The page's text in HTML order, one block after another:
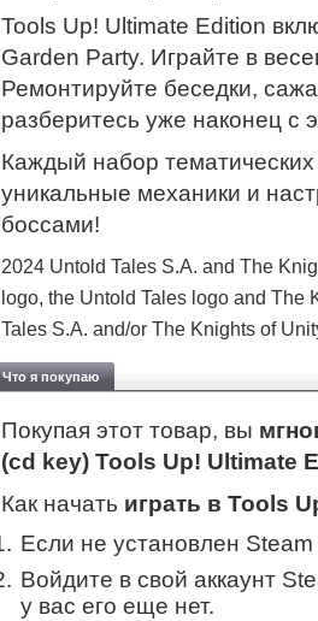
Tools Up! Ultimate Edition
Garden Party. Играйте в
Ремонтируйте беседки,
разберитесь уже наконец с
Каждый набор
уникальные механики и
боссами!
2024 Untold Tales S.A. and The
logo, the Untold Tales logo and The
Tales S.A. and/or The Knights of
Что я покупаю
Покупая этот товар, вы
(cd key) Tools Up! Ultimate
Как начать играть в Tools
Если не установлен
Войдите в свой аккаунт
у вас его еще нет.